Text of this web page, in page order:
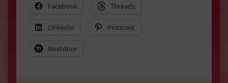
Facebook
Threads
LinkedIn Pinterest
Nextdoor